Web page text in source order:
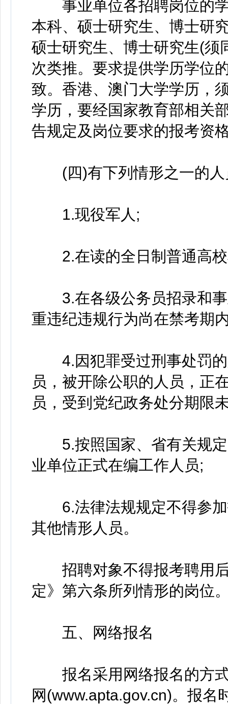
事业单位各招聘岗位的学
本科、硕士研究生、博士研
硕士研究生、博士研究生(须
次类推。要求提供学历学位
致。香港、澳门大学学历，
学历，要经国家教育部相关
告规定及岗位要求的报考资
(四)有下列情形之一的人
1.现役军人;
2.在读的全日制普通高校
3.在各级公务员招录和事
重违纪违规行为尚在禁考期
4.因犯罪受过刑事处罚的
员，被开除公职的人员，正
员，受到党纪政务处分期限
5.按照国家、省有关规定
业单位正式在编工作人员;
6.法律法规规定不得参加
其他情形人员。
招聘对象不得报考聘用后
定》第六条所列情形的岗位
五、网络报名
报名采用网络报名的方式
网(www.apta.gov.cn)。报名